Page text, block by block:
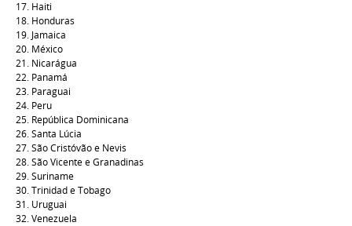
17. Haiti
18. Honduras
19. Jamaica
20. México
21. Nicarágua
22. Panamá
23. Paraguai
24. Peru
25. República Dominicana
26. Santa Lúcia
27. São Cristóvão e Nevis
28. São Vicente e Granadinas
29. Suriname
30. Trinidad e Tobago
31. Uruguai
32. Venezuela